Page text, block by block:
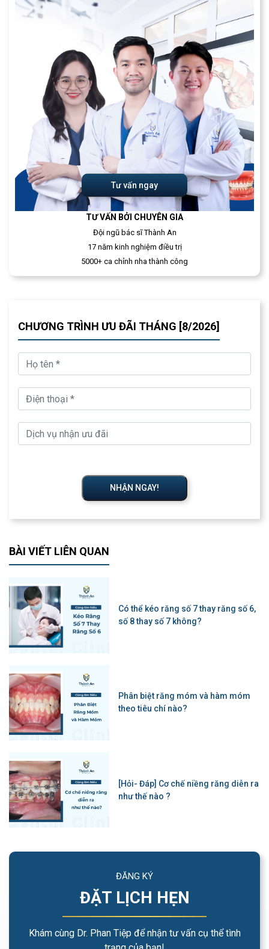
Tư vấn ngay
TƯ VẤN BỞI CHUYÊN GIA
Đội ngũ bác sĩ Thành An
17 năm kinh nghiệm điều trị
5000+ ca chỉnh nha thành công
CHƯƠNG TRÌNH ƯU ĐÃI THÁNG [8/2026]
NHẬN NGAY!
BÀI VIẾT LIÊN QUAN
Có thể kéo răng số 7 thay răng số 6,
số 8 thay số 7 không?
Phân biệt răng móm và hàm móm
theo tiêu chí nào?
[Hỏi- Đáp] Cơ chế niềng răng diễn ra
như thế nào ?
ĐĂNG KÝ
ĐẶT LỊCH HẸN
Khám cùng Dr. Phan Tiệp để nhận tư vấn cụ thể tình